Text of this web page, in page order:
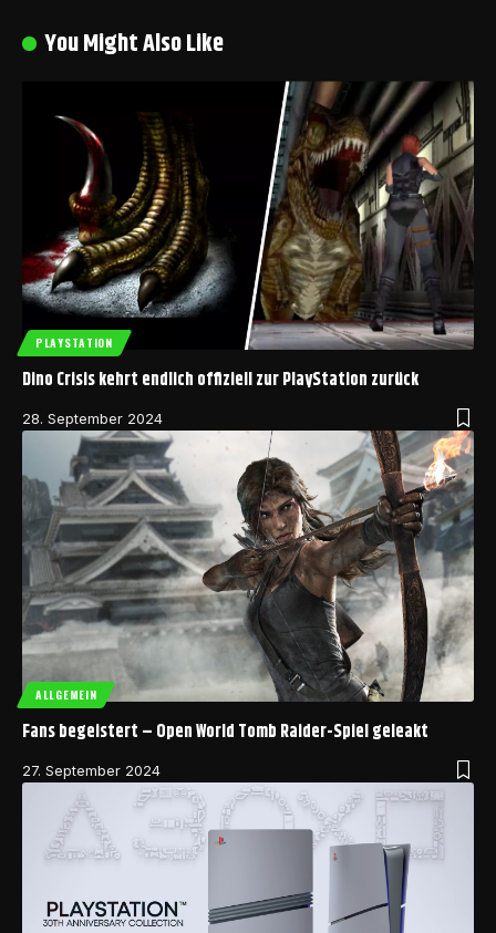
You Might Also Like
PLAYSTATION
Dino Crisis kehrt endlich offiziell zur PlayStation zurück
28. September 2024
ALLGEMEIN
Fans begeistert – Open World Tomb Raider-Spiel geleakt
27. September 2024